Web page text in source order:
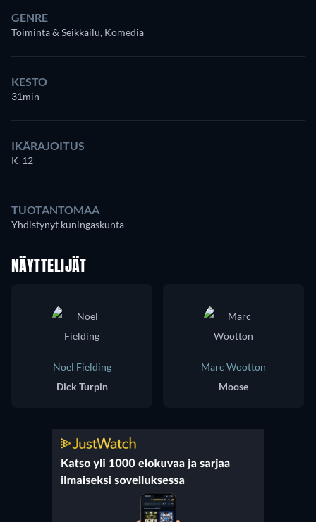
GENRE
Toiminta & Seikkailu, Komedia
KESTO
31min
IKÄRAJOITUS
K-12
TUOTANTOMAA
Yhdistynyt kuningaskunta
NÄYTTELIJÄT
Noel Fielding
Dick Turpin
Marc Wootton
Moose